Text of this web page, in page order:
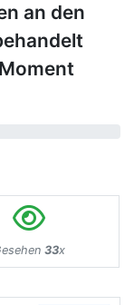
an den
33x